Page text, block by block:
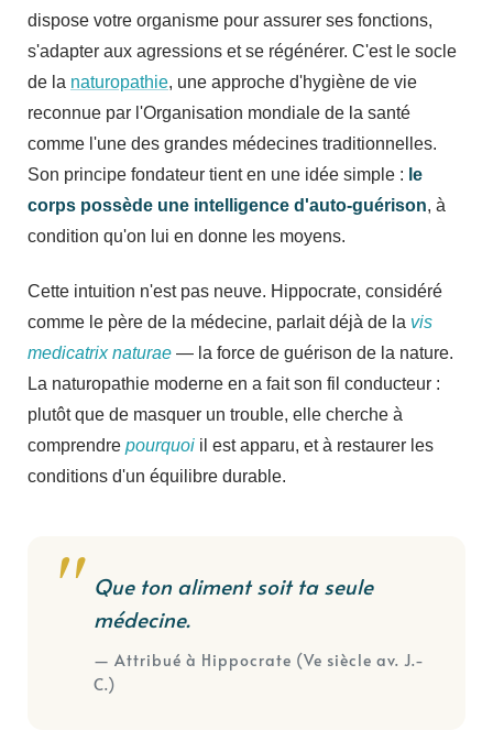
dispose votre organisme pour assurer ses fonctions,
s'adapter aux agressions et se régénérer. C'est le socle
de la naturopathie, une approche d'hygiène de vie
reconnue par l'Organisation mondiale de la santé
comme l'une des grandes médecines traditionnelles.
Son principe fondateur tient en une idée simple : le
corps possède une intelligence d'auto-guérison, à
condition qu'on lui en donne les moyens.
Cette intuition n'est pas neuve. Hippocrate, considéré
comme le père de la médecine, parlait déjà de la vis
medicatrix naturae — la force de guérison de la nature.
La naturopathie moderne en a fait son fil conducteur :
plutôt que de masquer un trouble, elle cherche à
comprendre pourquoi il est apparu, et à restaurer les
conditions d'un équilibre durable.
Que ton aliment soit ta seule
médecine.
— Attribué à Hippocrate (Ve siècle av. J.-
C.)